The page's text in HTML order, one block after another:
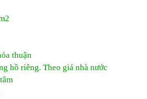
thuận
hồ riêng. Theo giá nhà nước